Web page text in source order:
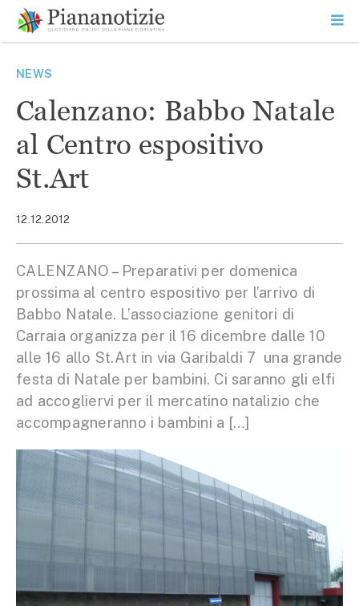
contenuto
SEARCH
NEWS
Calenzano: Babbo Natale
al Centro espositivo
St.Art
12.12.2012
CALENZANO – Preparativi per domenica
prossima al centro espositivo per l’arrivo di
Babbo Natale. L’associazione genitori di
Carraia organizza per il 16 dicembre dalle 10
alle 16 allo St.Art in via Garibaldi 7 una grande
festa di Natale per bambini. Ci saranno gli elfi
ad accogliervi per il mercatino natalizio che
accompagneranno i bambini a […]